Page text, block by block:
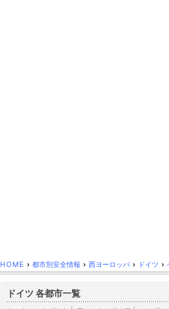
HOME › 都市別安全情報 › 西ヨーロッパ › ドイツ ›
ドイツ 各都市一覧